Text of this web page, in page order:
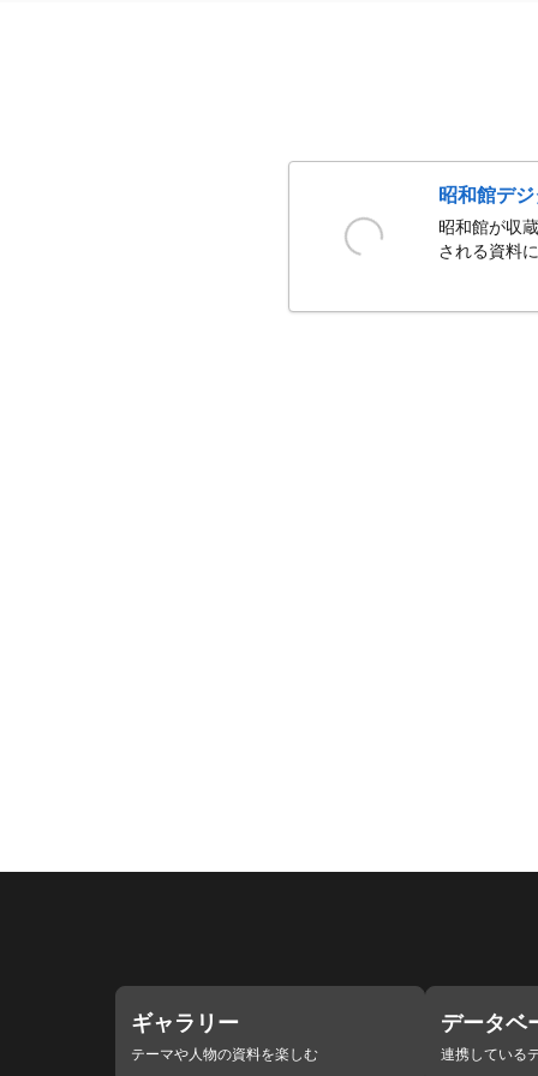
昭和館デジ
昭和館が収
される資料
ギャラリー
テーマや人物の資料を楽しむ
データベ
連携している